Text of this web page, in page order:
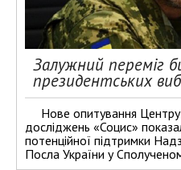
Залужний переміг
президентських
Нове опитування Центру
досліджень «Социс»
потенційної підтримки
Посла України у